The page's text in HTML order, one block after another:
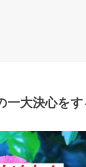
一大決心を